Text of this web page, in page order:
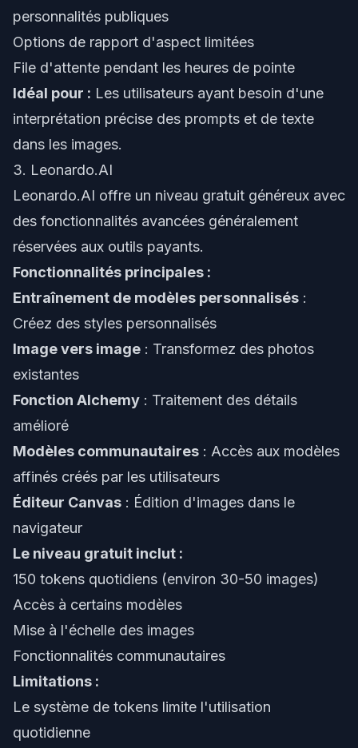
personnalités publiques
Options de rapport d'aspect limitées
File d'attente pendant les heures de pointe
Idéal pour : Les utilisateurs ayant besoin d'une
interprétation précise des prompts et de texte
dans les images.
3. Leonardo.AI
Leonardo.AI offre un niveau gratuit généreux avec
des fonctionnalités avancées généralement
réservées aux outils payants.
Fonctionnalités principales :
Entraînement de modèles personnalisés :
Créez des styles personnalisés
Image vers image : Transformez des photos
existantes
Fonction Alchemy : Traitement des détails
amélioré
Modèles communautaires : Accès aux modèles
affinés créés par les utilisateurs
Éditeur Canvas : Édition d'images dans le
navigateur
Le niveau gratuit inclut :
150 tokens quotidiens (environ 30-50 images)
Accès à certains modèles
Mise à l'échelle des images
Fonctionnalités communautaires
Limitations :
Le système de tokens limite l'utilisation
quotidienne